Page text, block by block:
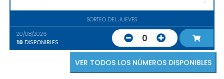
SORTEO DEL JUEVES
20/08/2026
10 DISPONIBLES 0
VER TODOS LOS NÚMEROS DISPONIBLES